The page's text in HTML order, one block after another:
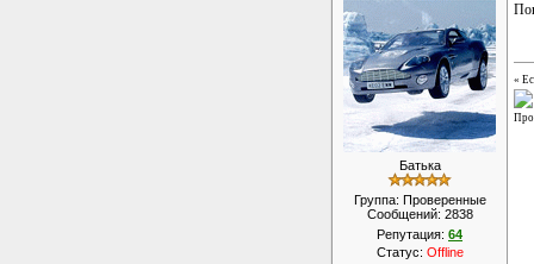
Батька
Группа: Проверенные
Сообщений: 2838
Репутация: 64
Статус: Offline
«